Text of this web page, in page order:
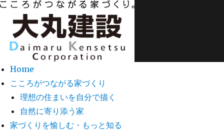
Home
こころがつながる家づくり
理想の住まいを自分で描く
自然に寄り添う家
家づくりを愉しむ・もっと知る